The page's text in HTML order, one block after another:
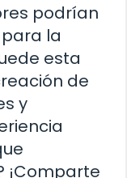
podrían
la
esta
de
y
¡Comparte